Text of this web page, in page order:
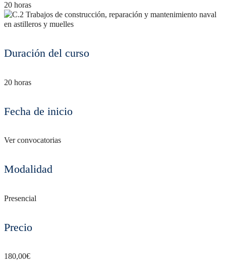
20 horas
Duración del curso
20 horas
Fecha de inicio
Ver convocatorias
Modalidad
Presencial
Precio
180,00€